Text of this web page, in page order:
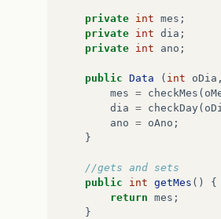
private int mes ;
private int dia ;
private int ano ;
public Data ( int oDia ,
mes = checkMes (
dia = checkDay(
ano = oAno ;
}
//gets and sets
public
int getMes ()
{
return mes ;
}